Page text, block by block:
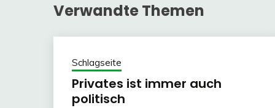
Verwandte Themen
Schlagseite
Privates ist immer auch
politisch